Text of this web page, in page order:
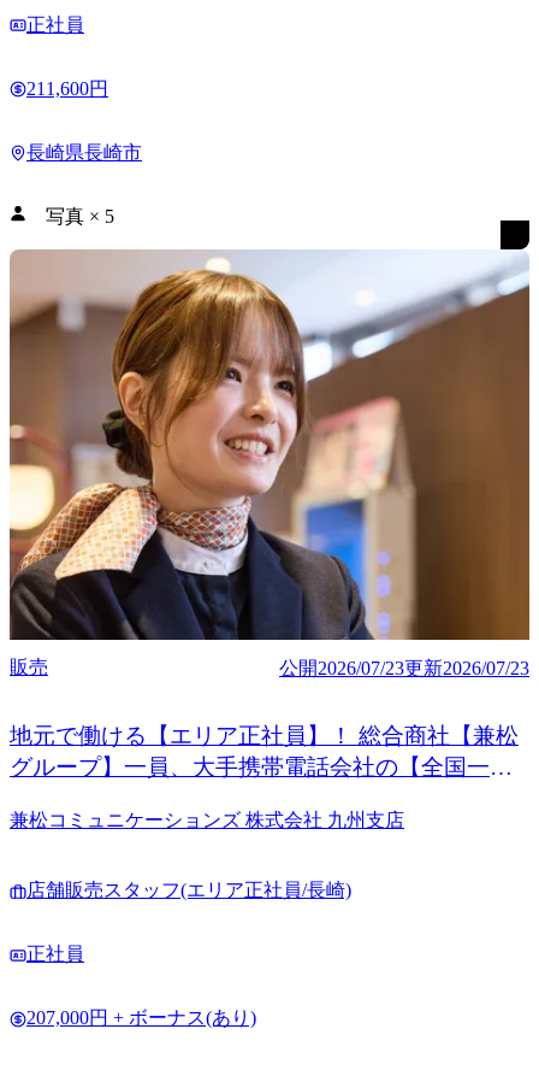
正社員
211,600円
長崎県長崎市
写真 × 5
販売 公開2026/07/23更新2026/07/23
地元で働ける【エリア正社員】！ 総合商社【兼松
グループ】一員、大手携帯電話会社の【全国一次
境
兼松コミュニケーションズ 株式会社 九州支店
店舗販売スタッフ(エリア正社員/長崎)
正社員
207,000円 + ボーナス(あり)